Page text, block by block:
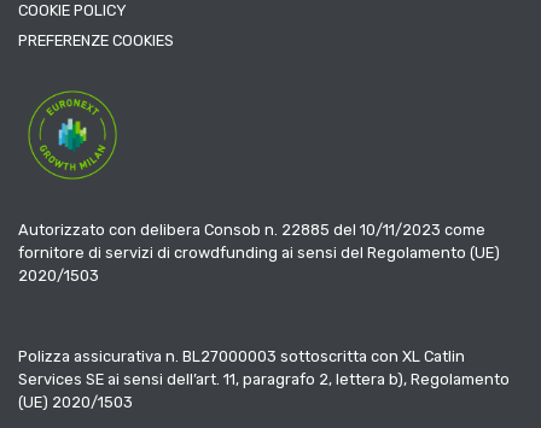
COOKIE POLICY
PREFERENZE COOKIES
Autorizzato con delibera Consob n. 22885 del 10/11/2023 come
fornitore di servizi di crowdfunding ai sensi del Regolamento (UE)
2020/1503
Polizza assicurativa n. BL27000003 sottoscritta con XL Catlin
Services SE ai sensi dell’art. 11, paragrafo 2, lettera b), Regolamento
(UE) 2020/1503